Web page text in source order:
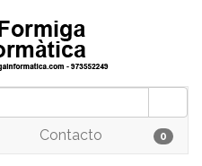
Contacto 0